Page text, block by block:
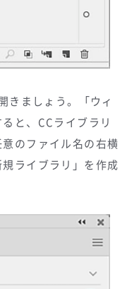
ましょう。「ウィ
と、CCライブラリ
のファイル名の右横
ライブラリ」を作成